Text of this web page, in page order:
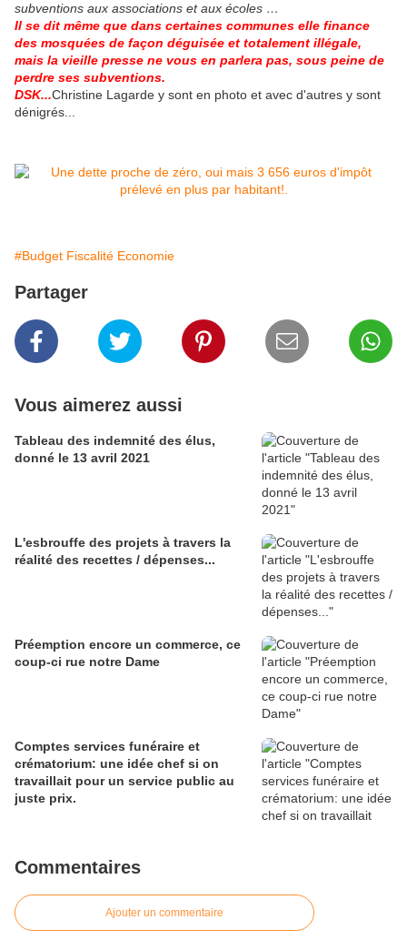
subventions aux associations et aux écoles …
Il se dit même que dans certaines communes elle finance
des mosquées de façon déguisée et totalement illégale,
mais la vieille presse ne vous en parlera pas, sous peine de
perdre ses subventions.
DSK...Christine Lagarde y sont en photo et avec d'autres y sont
dénigrés...
#Budget Fiscalité Economie
Partager
Vous aimerez aussi
Tableau des indemnité des élus,
donné le 13 avril 2021
L'esbrouffe des projets à travers la
réalité des recettes / dépenses...
Préemption encore un commerce, ce
coup-ci rue notre Dame
Comptes services funéraire et
crématorium: une idée chef si on
travaillait pour un service public au
juste prix.
Commentaires
Ajouter un commentaire